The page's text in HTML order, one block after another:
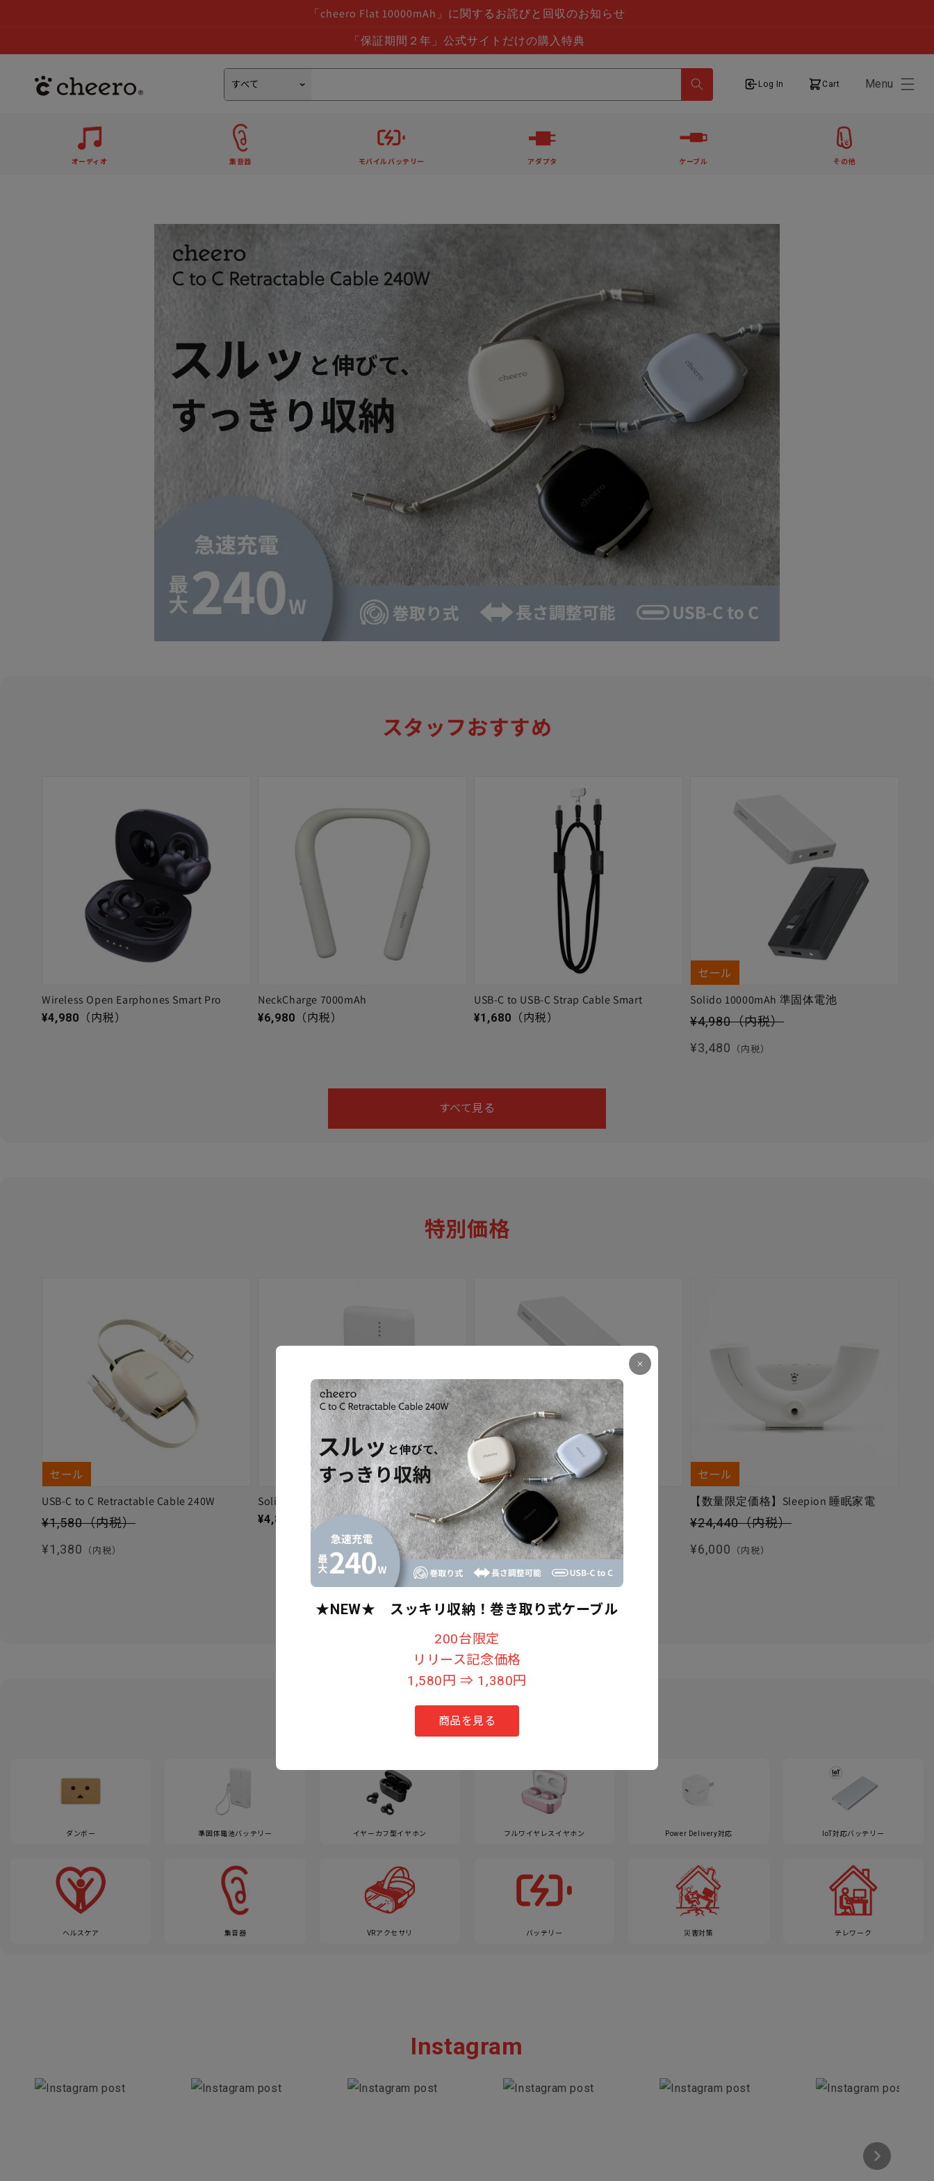
「cheero Flat 10000mAh」に関するお詫びと回収のお知らせ
「保証期間２年」公式サイトだけの購入特典
Log In
ログイン Cart
カート Menu
オーディオ 集音器 モバイルバッテリー アダプタ ケーブル その他
スタッフおすすめ
Wireless Open Earphones Smart Pro
通常価格
¥4,980 （内税）
NeckCharge 7000mAh
通常価格
¥6,980 （内税）
USB-C to USB-C Strap Cable Smart
通常価格
¥1,680 （内税）
セール
Solido 10000mAh 準固体電池
セール価格
¥4,980（内税）
通常価格
¥3,480 （内税）
すべて見る
特別価格
セール
USB-C to C Retractable Cable 240W
セール価格
¥1,580（内税）
通常価格
¥1,380 （内税）
Solitta 10000mAh 準固体電池
通常価格
¥4,880 （内税）
セール
Solido 10000mAh 準固体電池
セール価格
¥4,980 （内税）
通常価格
¥3,480（内税）
セール
【数量限定価格】Sleepion 睡眠家電
セール価格
¥24,440（内税）
通常価格
¥6,000 （内税）
すべて見る
カテゴリー
ダンボー 準固体電池バッテリー イヤーカフ型イヤホン フルワイヤレスイヤホン Power Delivery対応 IoT対応バッテリー
ヘルスケア 集音器 VRアクセサリ バッテリー 災害対策 テレワーク
Instagram
Section description
★NEW★ スッキリ収納！巻き取り式ケーブル
200台限定
リリース記念価格
1,580円 ⇒ 1,380円
商品を見る